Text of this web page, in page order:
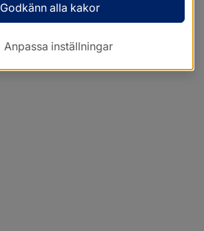
Godkänn alla kakor
Anpassa inställningar